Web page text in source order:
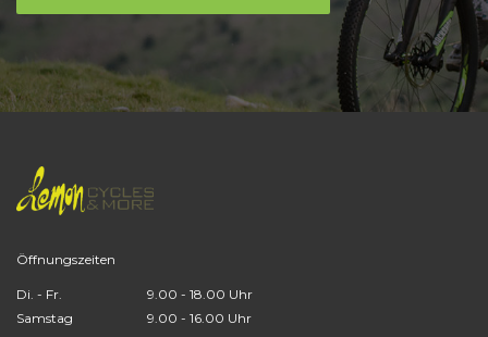
Öffnungszeiten
Di. - Fr.
9.00 - 18.00 Uhr
Samstag
9.00 - 16.00 Uhr